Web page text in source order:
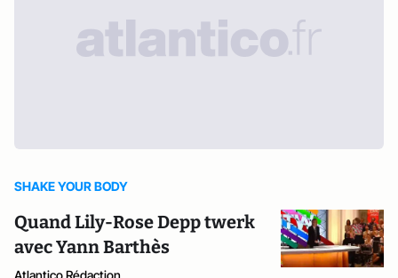
SHAKE YOUR BODY
Quand Lily-Rose Depp twerk
avec Yann Barthès
Atlantico Rédaction